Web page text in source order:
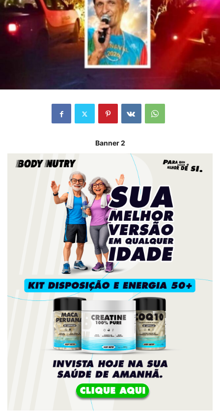
Banner 2